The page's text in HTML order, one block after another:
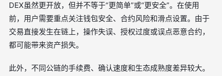
DEX虽然更开放，但并不等于“更简单”或“更安全”。在使用
前，用户需要重点关注钱包安全、合约风险和滑点设置。由于
交易直接发生在链上，操作失误、授权过度或误点恶意合约，
都可能带来资产损失。
此外，不同公链的手续费、确认速度和生态成熟度差异较大。